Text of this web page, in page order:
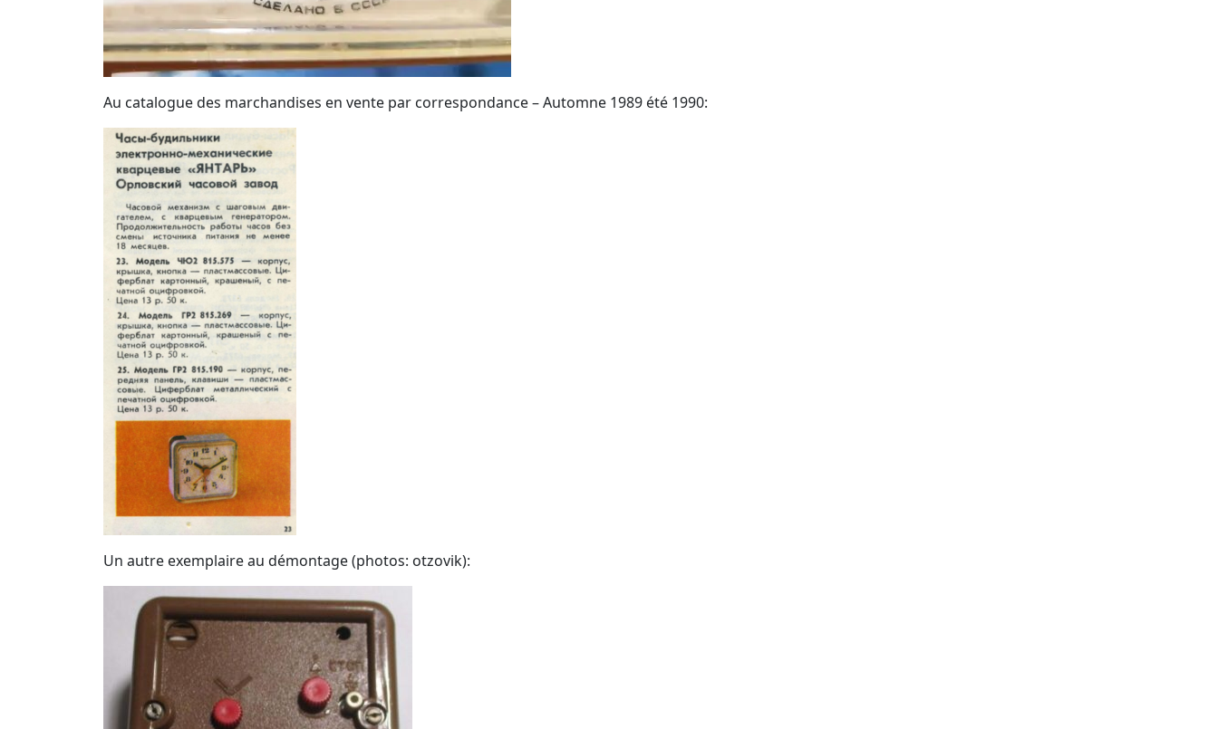
Au catalogue des marchandises en vente par correspondance – Automne 1989 été 1990:
Un autre exemplaire au démontage (photos: otzovik):